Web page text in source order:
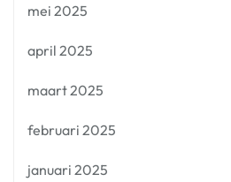
mei 2025
april 2025
maart 2025
februari 2025
januari 2025